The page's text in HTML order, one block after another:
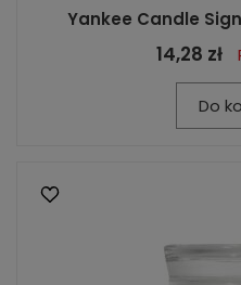
Yankee Candle
14,28 zł
Do